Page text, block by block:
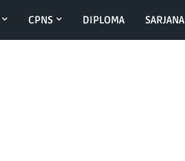
CPNS DIPLOMA SARJANA